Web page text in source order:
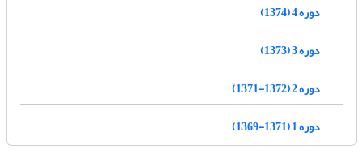
دوره 4 (1374)
دوره 3 (1373)
دوره 2 (1372-1371)
دوره 1 (1371-1369)